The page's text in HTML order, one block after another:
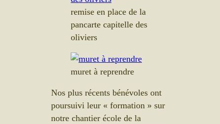
remise en place de la
pancarte capitelle des
oliviers
muret à reprendre
Nos plus récents bénévoles ont
poursuivi leur « formation » sur
notre chantier école de la